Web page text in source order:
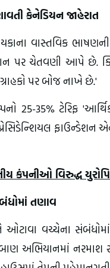
કેનેડિયન જાહેરાત
વાસ્તવિક
પર ચેતવણી આપે છે.
પર બોજ નાખે છે.'
25-35% ટેરિફ
ફાઉન્ડેશન
કંપનીઓ વિરુદ્ધ
તણાવ
ઓટાવા વચ્ચેના
અભિયાનમાં નરમાશ